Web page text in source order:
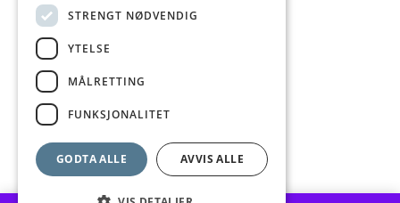
Størrelsesguide
Vedlikehold av sølvsmykker
Personvern
Besøk oss
Betalingsmetoder
STRENGT NØDVENDIG
YTELSE
MÅLRETTING
FUNKSJONALITET
GODTA ALLE AVVIS ALLE